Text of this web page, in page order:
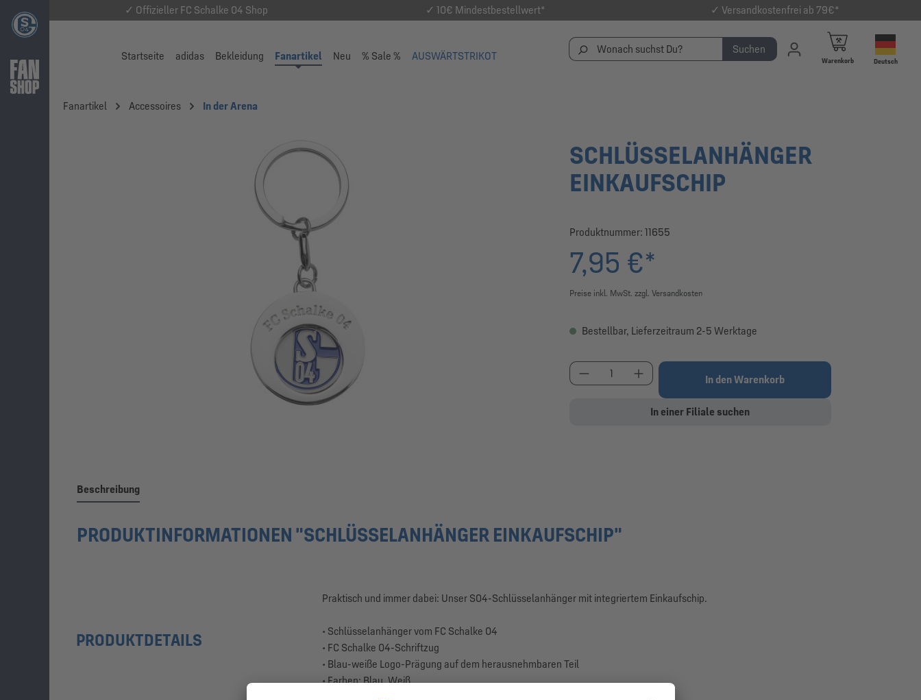
✓ Offizieller FC Schalke 04 Shop ✓ 10€ Mindestbestellwert* ✓ Versandkostenfrei ab 79€*
Startseite adidas Bekleidung Fanartikel Neu % Sale % AUSWÄRTSTRIKOT
Suchen
Warenkorb Deutsch
Fanartikel Accessoires In der Arena
SCHLÜSSELANHÄNGER
EINKAUFSCHIP
Produktnummer:11655
7,95 €*
Preise inkl. MwSt. zzgl. Versandkosten
Bestellbar, Lieferzeitraum 2-5 Werktage
Produkt Anzahl: Gib den gewünschten Wert ein oder
In den Warenkorb
In einer Filiale suchen
Beschreibung
PRODUKTINFORMATIONEN "SCHLÜSSELANHÄNGER EINKAUFSCHIP"
Praktisch und immer dabei: Unser S04-Schlüsselanhänger mit integriertem Einkaufschip.
PRODUKTDETAILS
• Schlüsselanhänger vom FC Schalke 04
• FC Schalke 04-Schriftzug
• Blau-weiße Logo-Prägung auf dem herausnehmbaren Teil
• Farben: Blau, Weiß